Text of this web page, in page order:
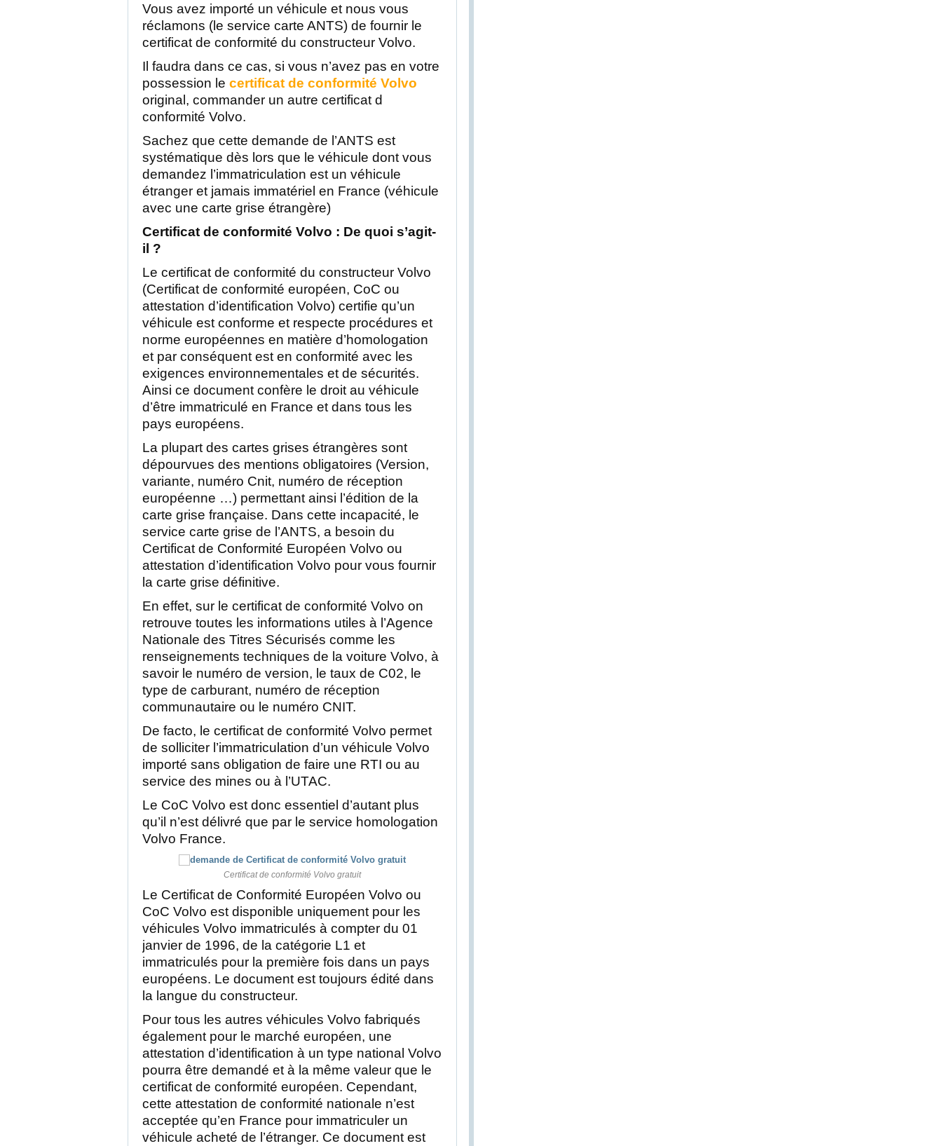
Vous avez importé un véhicule et nous vous
réclamons (le service carte ANTS) de fournir le
certificat de conformité du constructeur Volvo.
Il faudra dans ce cas, si vous n’avez pas en votre
possession le certificat de conformité Volvo
original, commander un autre certificat d
conformité Volvo.
Sachez que cette demande de l’ANTS est
systématique dès lors que le véhicule dont vous
demandez l’immatriculation est un véhicule
étranger et jamais immatériel en France (véhicule
avec une carte grise étrangère)
Certificat de conformité Volvo : De quoi s’agit-
il ?
Le certificat de conformité du constructeur Volvo
(Certificat de conformité européen, CoC ou
attestation d’identification Volvo) certifie qu’un
véhicule est conforme et respecte procédures et
norme européennes en matière d’homologation
et par conséquent est en conformité avec les
exigences environnementales et de sécurités.
Ainsi ce document confère le droit au véhicule
d’être immatriculé en France et dans tous les
pays européens.
La plupart des cartes grises étrangères sont
dépourvues des mentions obligatoires (Version,
variante, numéro Cnit, numéro de réception
européenne …) permettant ainsi l’édition de la
carte grise française. Dans cette incapacité, le
service carte grise de l’ANTS, a besoin du
Certificat de Conformité Européen Volvo ou
attestation d’identification Volvo pour vous fournir
la carte grise définitive.
En effet, sur le certificat de conformité Volvo on
retrouve toutes les informations utiles à l’Agence
Nationale des Titres Sécurisés comme les
renseignements techniques de la voiture Volvo, à
savoir le numéro de version, le taux de C02, le
type de carburant, numéro de réception
communautaire ou le numéro CNIT.
De facto, le certificat de conformité Volvo permet
de solliciter l’immatriculation d’un véhicule Volvo
importé sans obligation de faire une RTI ou au
service des mines ou à l’UTAC.
Le CoC Volvo est donc essentiel d’autant plus
qu’il n’est délivré que par le service homologation
Volvo France.
Certificat de conformité Volvo gratuit
Le Certificat de Conformité Européen Volvo ou
CoC Volvo est disponible uniquement pour les
véhicules Volvo immatriculés à compter du 01
janvier de 1996, de la catégorie L1 et
immatriculés pour la première fois dans un pays
européens. Le document est toujours édité dans
la langue du constructeur.
Pour tous les autres véhicules Volvo fabriqués
également pour le marché européen, une
attestation d’identification à un type national Volvo
pourra être demandé et à la même valeur que le
certificat de conformité européen. Cependant,
cette attestation de conformité nationale n’est
acceptée qu’en France pour immatriculer un
véhicule acheté de l’étranger. Ce document est